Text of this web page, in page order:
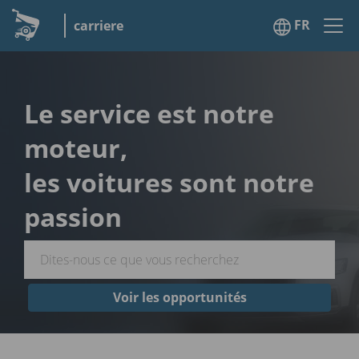
carriere FR
Le service est notre
moteur,
les voitures sont notre
passion
Voir les opportunités